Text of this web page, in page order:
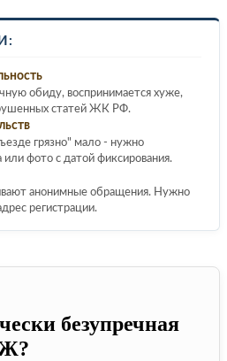
обиду, воспринимается хуже,
статей ЖК РФ.
грязно" мало - нужно
фото с датой фиксирования.
анонимные обращения. Нужно
регистрации.
безупречная